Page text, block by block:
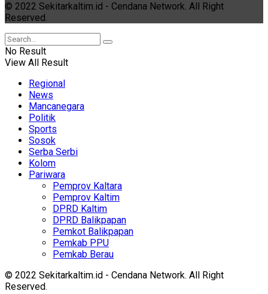
© 2022 Sekitarkaltim.id - Cendana Network. All Right
Reserved.
No Result
View All Result
Regional
News
Mancanegara
Politik
Sports
Sosok
Serba Serbi
Kolom
Pariwara
Pemprov Kaltara
Pemprov Kaltim
DPRD Kaltim
DPRD Balikpapan
Pemkot Balikpapan
Pemkab PPU
Pemkab Berau
© 2022 Sekitarkaltim.id - Cendana Network. All Right
Reserved.